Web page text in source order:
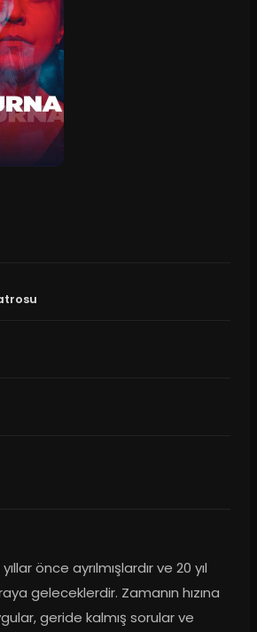
önce ayrılmışlardır ve 20 yıl
geleceklerdir. Zamanın hızına
geride kalmış sorular ve